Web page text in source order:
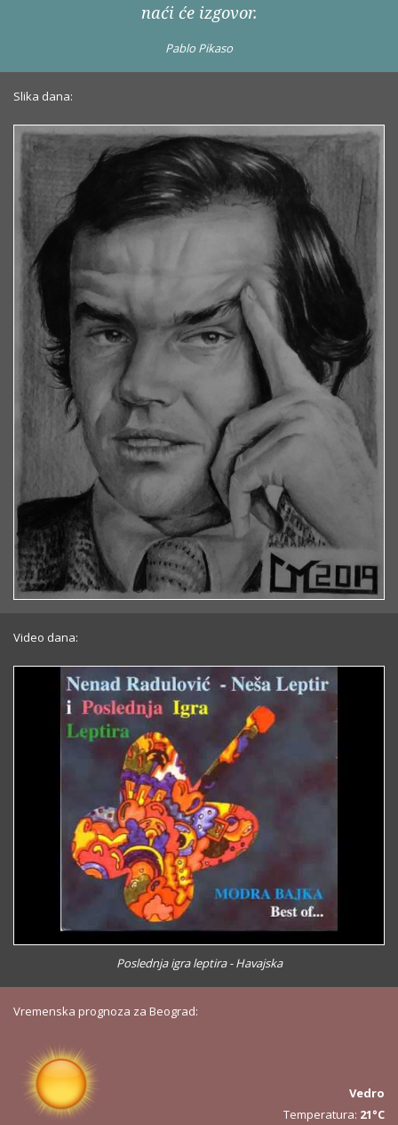
naći će izgovor.
Pablo Pikaso
Slika dana:
Video dana:
Poslednja igra leptira - Havajska
Vremenska prognoza za Beograd:
Vedro
Temperatura: 21°C